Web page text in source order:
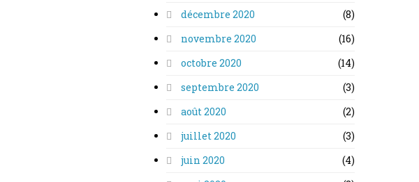
décembre 2020
(8)
novembre 2020
(16)
octobre 2020
(14)
septembre 2020
(3)
août 2020
(2)
juillet 2020
(3)
juin 2020
(4)